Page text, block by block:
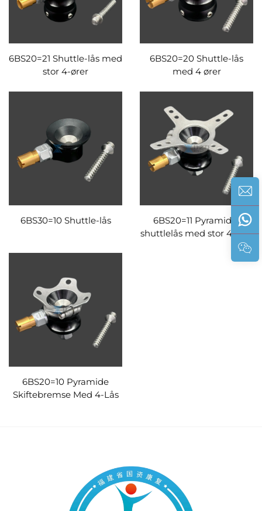
6BS20=21 Shuttle-lås med
stor 4-ører
6BS20=20 Shuttle-lås
med 4 ører
6BS30=10 Shuttle-lås
6BS20=11 Pyramide-
shuttlelås med stor 4-ører
6BS20=10 Pyramide
Skiftebremse Med 4-Lås